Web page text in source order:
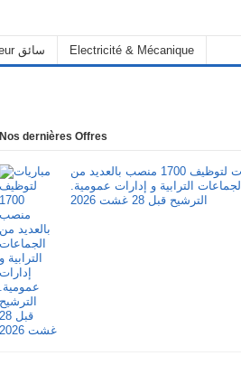
Chauffeur سائق Electricité & Mécanique
Nos dernières Offres
مباريات لتوظيف 1700 منصب بالعديد من
الجماعات الترابية و إدارات عمومية.
الترشيح قبل 28 غشت 2026